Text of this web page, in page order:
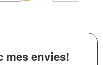
mes envies!